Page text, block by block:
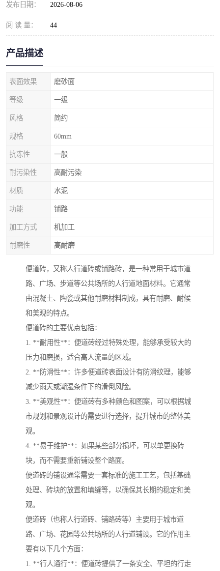
发布日期： 2026-08-06
阅 读 量： 44
产品描述
表面效果 磨砂面
等级 一级
风格 简约
规格 60mm
抗冻性 一般
耐污染性 高耐污染
材质 水泥
功能 铺路
加工方式 机加工
耐磨性 高耐磨
便道砖，又称人行道砖或铺路砖，是一种常用于城市道
路、广场、步道等公共场所的人行道地面材料。它通常
由混凝土、陶瓷或其他耐磨材料制成，具有耐磨、耐候
和美观的特点。
便道砖的主要优点包括：
1. **耐用性**：便道砖经过特殊处理，能够承受较大的
压力和磨损，适合高人流量的区域。
2. **防滑性**：许多便道砖表面设计有防滑纹理，能够
减少雨天或潮湿条件下的滑倒风险。
3. **美观性**：便道砖有多种颜色和图案，可以根据城
市规划和景观设计的需要进行选择，提升城市的整体美
观。
4. **易于维护**：如果某些部分损坏，可以单更换砖
块，而不需要重新铺设整个路面。
便道砖的铺设通常需要一套标准的施工工艺，包括基础
处理、砖块的放置和填缝等，以确保其长期的稳定和美
观。
便道砖（也称人行道砖、铺路砖等）主要用于城市道
路、广场、花园等公共场所的人行道铺设。它的作用主
要有以下几个方面：
1. **行人通行**：便道砖提供了一条安全、平坦的行走